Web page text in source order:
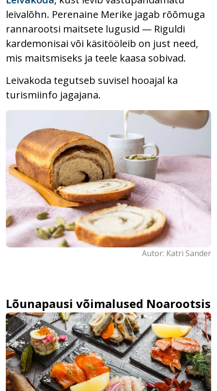
leivalõhn. Perenaine Merike jagab rõõmuga
rannarootsi maitsete lugusid — Riguldi
kardemonisai või käsitööleib on just need,
mis maitsmiseks ja teele kaasa sobivad.
Leivakoda tegutseb suvisel hooajal ka
turismiinfo jagajana.
Autor: Katri Sander
Lõunapausi võimalused Noarootsis